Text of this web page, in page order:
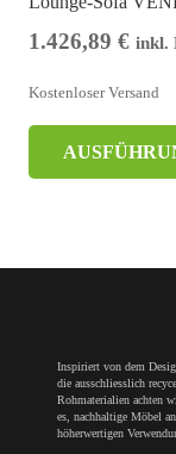
1.426,89 € inkl.
Kostenloser Versand
Inspiriert von dem
die ausschliesslich
Rohmaterialien achten
es, nachhaltige Möbel
höherwertigen